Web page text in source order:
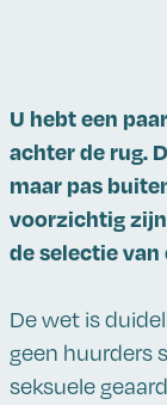
U hebt een
achter de rug.
maar pas
voorzichtig
de selectie
De wet is
geen huurders
seksuele